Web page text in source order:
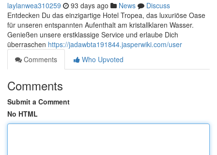
laylanwea310259 93 days ago News
Discuss
Entdecken Du das einzigartige Hotel Tropea, das luxuriöse Oase
für unseren entspannten Aufenthalt am kristallklaren Wasser.
Genießen unsere erstklassige Service und erlaube Dich
überraschen https://jadawbta191844.jasperwiki.com/user
Comments
Who Upvoted
Comments
Submit a Comment
No HTML